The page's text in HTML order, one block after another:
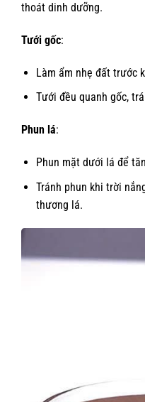
thoát dinh dưỡng.
Tưới gốc:
Làm ẩm nhẹ đất trước
Tưới đều quanh gốc,
Phun lá:
Phun mặt dưới lá để
Tránh phun khi trời
thương lá.